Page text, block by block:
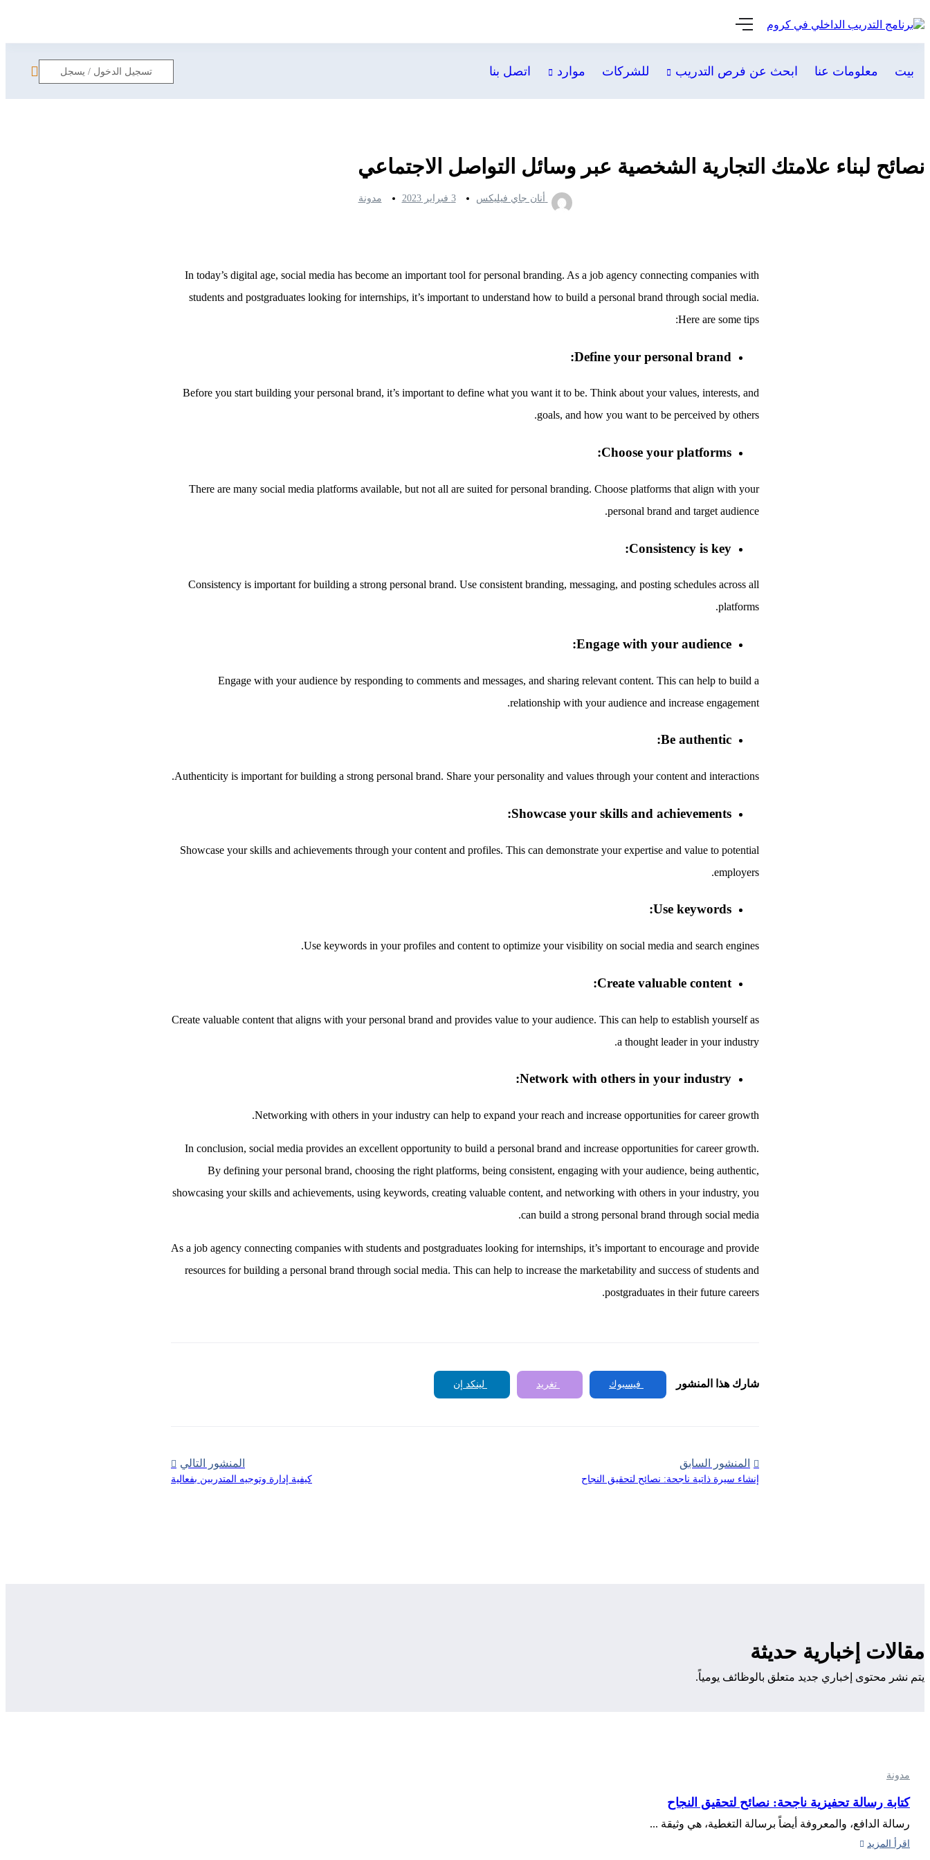
بيت معلومات عنا ابحث عن فرص التدريب للشركات موارد اتصل بنا تسجيل الدخول / يسجل
نصائح لبناء علامتك التجارية الشخصية عبر وسائل التواصل الاجتماعي
أنان جاي فيليكس 3 فبراير 2023 مدونة
In today’s digital age, social media has become an important tool for personal branding. As a job agency connecting companies with
students and postgraduates looking for internships, it’s important to understand how to build a personal brand through social media.
Here are some tips:
Define your personal brand:
Before you start building your personal brand, it’s important to define what you want it to be. Think about your values, interests, and
goals, and how you want to be perceived by others.
Choose your platforms:
There are many social media platforms available, but not all are suited for personal branding. Choose platforms that align with your
personal brand and target audience.
Consistency is key:
Consistency is important for building a strong personal brand. Use consistent branding, messaging, and posting schedules across all
platforms.
Engage with your audience:
Engage with your audience by responding to comments and messages, and sharing relevant content. This can help to build a
relationship with your audience and increase engagement.
Be authentic:
Authenticity is important for building a strong personal brand. Share your personality and values through your content and interactions.
Showcase your skills and achievements:
Showcase your skills and achievements through your content and profiles. This can demonstrate your expertise and value to potential
employers.
Use keywords:
Use keywords in your profiles and content to optimize your visibility on social media and search engines.
Create valuable content:
Create valuable content that aligns with your personal brand and provides value to your audience. This can help to establish yourself as
a thought leader in your industry.
Network with others in your industry:
Networking with others in your industry can help to expand your reach and increase opportunities for career growth.
In conclusion, social media provides an excellent opportunity to build a personal brand and increase opportunities for career growth.
By defining your personal brand, choosing the right platforms, being consistent, engaging with your audience, being authentic,
showcasing your skills and achievements, using keywords, creating valuable content, and networking with others in your industry, you
can build a strong personal brand through social media.
As a job agency connecting companies with students and postgraduates looking for internships, it’s important to encourage and provide
resources for building a personal brand through social media. This can help to increase the marketability and success of students and
postgraduates in their future careers.
شارك هذا المنشور فيسبوك تغريد لينكد إن
المنشور السابق
إنشاء سيرة ذاتية ناجحة: نصائح لتحقيق النجاح
المنشور التالي
كيفية إدارة وتوجيه المتدربين بفعالية
مقالات إخبارية حديثة
يتم نشر محتوى إخباري جديد متعلق بالوظائف يومياً.
مدونة
كتابة رسالة تحفيزية ناجحة: نصائح لتحقيق النجاح
رسالة الدافع، والمعروفة أيضاً برسالة التغطية، هي وثيقة ...
اقرأ المزيد